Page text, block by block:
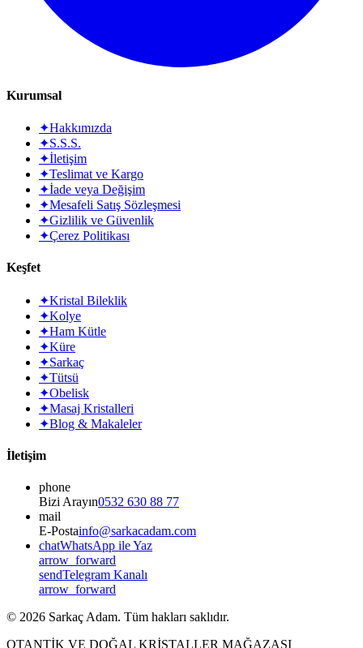
Kurumsal
✦Hakkımızda
✦S.S.S.
✦İletişim
✦Teslimat ve Kargo
✦İade veya Değişim
✦Mesafeli Satış Sözleşmesi
✦Gizlilik ve Güvenlik
✦Çerez Politikası
Keşfet
✦Kristal Bileklik
✦Kolye
✦Ham Kütle
✦Küre
✦Sarkaç
✦Tütsü
✦Obelisk
✦Masaj Kristalleri
✦Blog & Makaleler
İletişim
phone
Bizi Arayın0532 630 88 77
mail
E-Postainfo@sarkacadam.com
chatWhatsApp ile Yaz
arrow_forward
sendTelegram Kanalı
arrow_forward
© 2026 Sarkaç Adam. Tüm hakları saklıdır.
OTANTİK VE DOĞAL KRİSTALLER MAĞAZASI